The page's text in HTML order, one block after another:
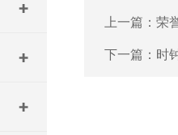
上一篇： 荣
下一篇： 时